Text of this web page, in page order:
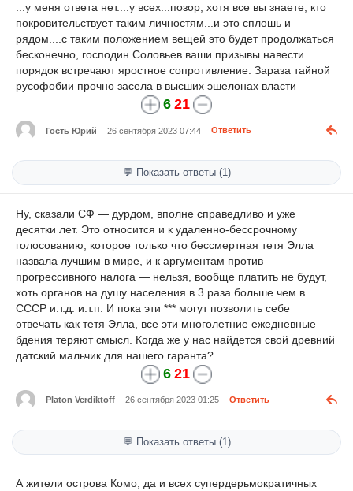
...у меня ответа нет....у всех...позор, хотя все вы знаете, кто
покровительствует таким личностям...и это сплошь и
рядом....с таким положением вещей это будет продолжаться
бесконечно, господин Соловьев ваши призывы навести
порядок встречают яростное сопротивление. Зараза тайной
русофобии прочно засела в высших эшелонах власти
6 21
Гость Юрий 26 сентября 2023 07:44 Ответить
💬 Показать ответы (1)
Ну, сказали СФ — дурдом, вполне справедливо и уже
десятки лет. Это относится и к удаленно-бессрочному
голосованию, которое только что бессмертная тетя Элла
назвала лучшим в мире, и к аргументам против
прогрессивного налога — нельзя, вообще платить не будут,
хоть органов на душу населения в 3 раза больше чем в
СССР и.т.д. и.т.п. И пока эти *** могут позволить себе
отвечать как тетя Элла, все эти многолетние ежедневные
бдения теряют смысл. Когда же у нас найдется свой древний
датский мальчик для нашего гаранта?
6 21
Platon Verdiktoff 26 сентября 2023 01:25 Ответить
💬 Показать ответы (1)
А жители острова Комо, да и всех супердерьмократичных